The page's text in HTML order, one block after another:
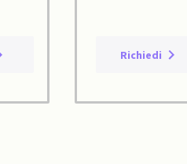
Richiedi